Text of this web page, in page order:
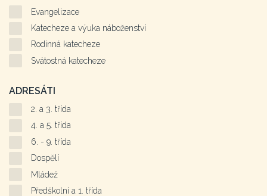
Evangelizace
Katecheze a výuka náboženství
Rodinná katecheze
Svátostná katecheze
ADRESÁTI
2. a 3. třída
4. a 5. třída
6. - 9. třída
Dospělí
Mládež
Předškolní a 1. třída